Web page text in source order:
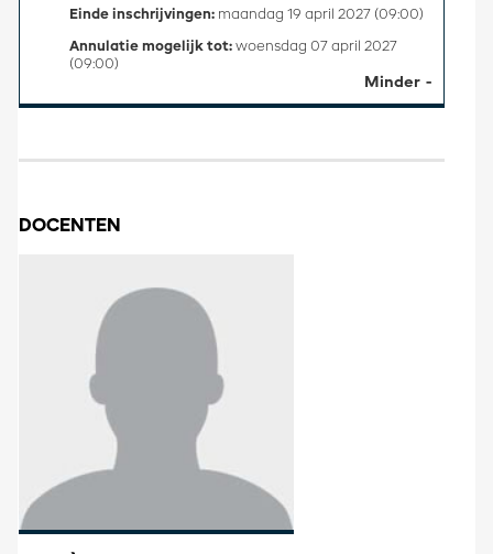
Minder
Einde inschrijvingen: maandag 19 april 2027 (09:00)
Annulatie mogelijk tot: woensdag 07 april 2027
(09:00)
DOCENTEN